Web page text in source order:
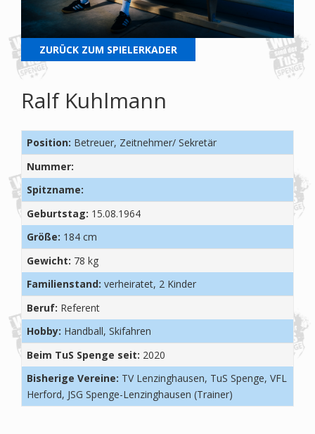
ZURÜCK ZUM SPIELERKADER
Ralf Kuhlmann
Position: Betreuer, Zeitnehmer/ Sekretär
Nummer:
Spitzname:
Geburtstag: 15.08.1964
Größe: 184 cm
Gewicht: 78 kg
Familienstand: verheiratet, 2 Kinder
Beruf: Referent
Hobby: Handball, Skifahren
Beim TuS Spenge seit: 2020
Bisherige Vereine: TV Lenzinghausen, TuS Spenge, VFL
Herford, JSG Spenge-Lenzinghausen (Trainer)